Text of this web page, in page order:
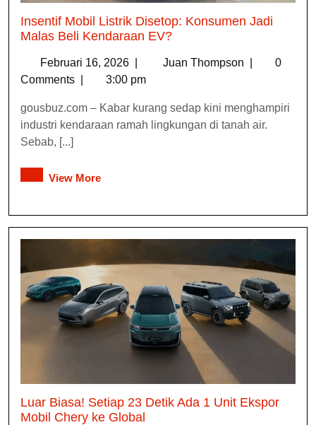
Insentif Mobil Listrik Disetop: Konsumen Jadi
Malas Beli Kendaraan EV?
Februari 16, 2026 Juan Thompson
0
Comments
3:00 pm
gousbuz.com – Kabar kurang sedap kini menghampiri
industri kendaraan ramah lingkungan di tanah air.
Sebab, [...]
View More
Luar Biasa! Setiap 23 Detik Ada 1 Unit Ekspor
Mobil Chery ke Global